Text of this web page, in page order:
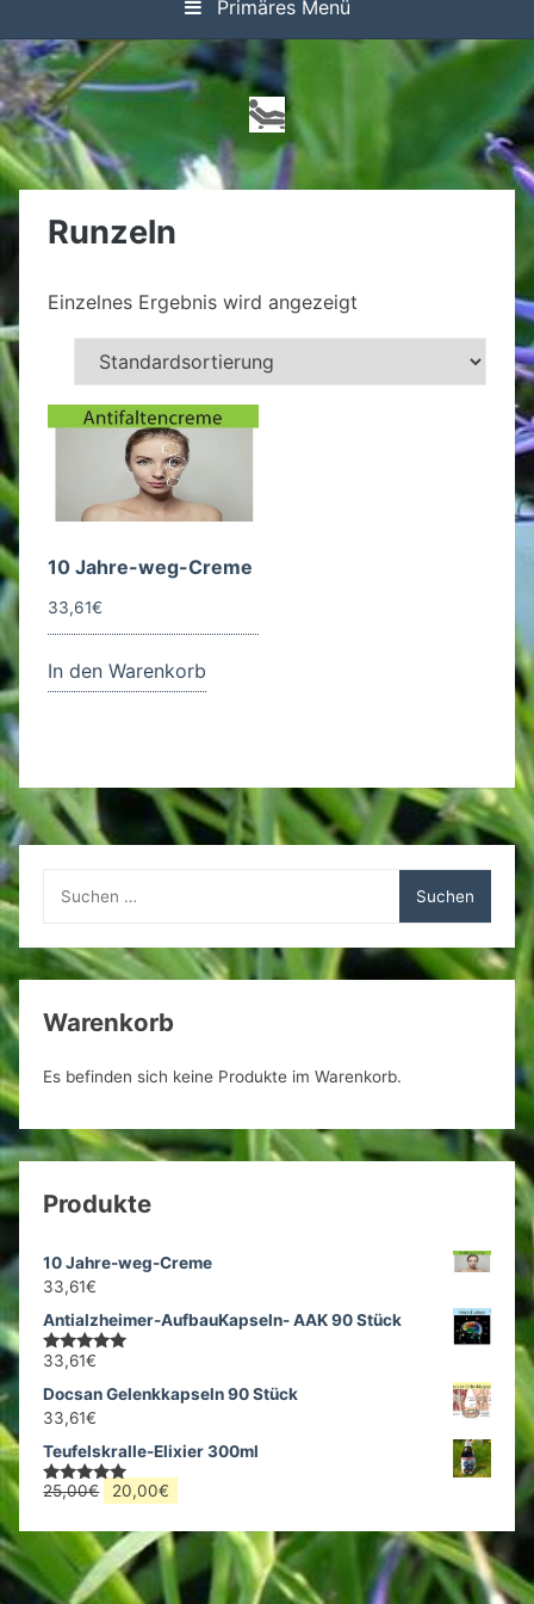
Primäres Menü
Runzeln
Einzelnes Ergebnis wird angezeigt
10 Jahre-weg-Creme
33,61€
In den Warenkorb
nach:
Warenkorb
Es befinden sich keine Produkte im Warenkorb.
Produkte
10 Jahre-weg-Creme
33,61€
Antialzheimer-AufbauKapseln- AAK 90 Stück
Bewertet
von 5
33,61€
Docsan Gelenkkapseln 90 Stück
33,61€
Teufelskralle-Elixier 300ml
Bewertet
5.00
25,00€
Ursprünglicher
war:
25,00€
20,00€
ist:
20,00€.